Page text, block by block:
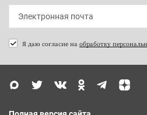
Я даю согласие на обработку